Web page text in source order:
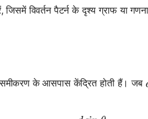
जिसमें विवर्तन पैटर्न के दृश्य ग्राफ या
समीकरण के आसपास केंद्रित होती हैं। जब